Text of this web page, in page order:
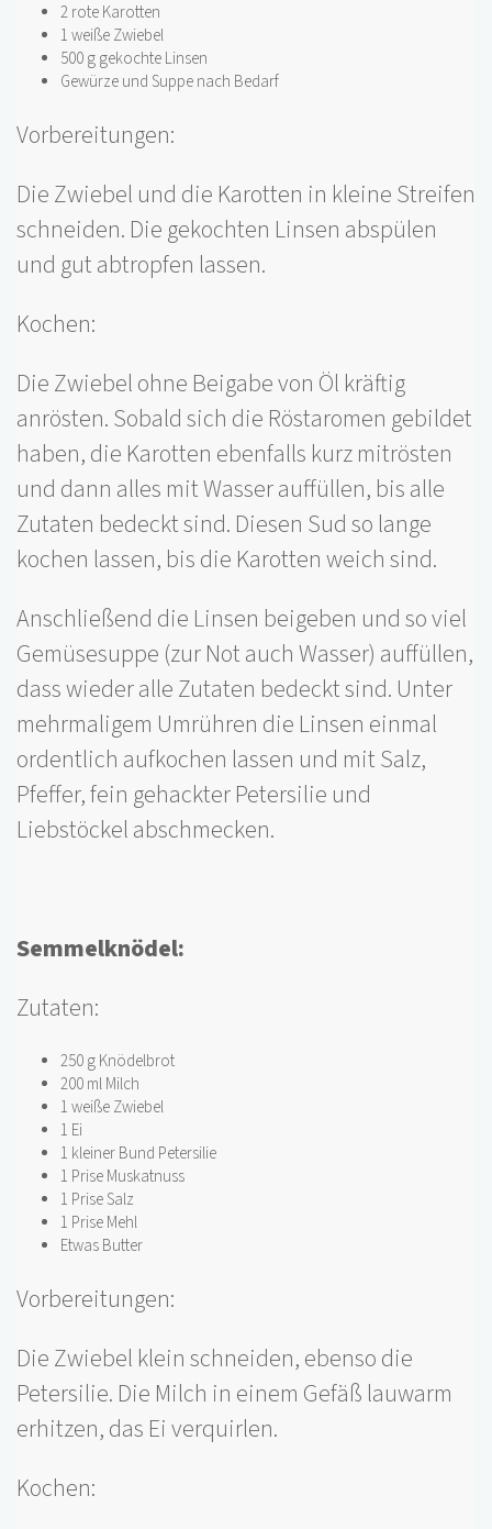
2 rote Karotten
1 weiße Zwiebel
500 g gekochte Linsen
Gewürze und Suppe nach Bedarf
Vorbereitungen:
Die Zwiebel und die Karotten in kleine Streifen
schneiden. Die gekochten Linsen abspülen
und gut abtropfen lassen.
Kochen:
Die Zwiebel ohne Beigabe von Öl kräftig
anrösten. Sobald sich die Röstaromen gebildet
haben, die Karotten ebenfalls kurz mitrösten
und dann alles mit Wasser auffüllen, bis alle
Zutaten bedeckt sind. Diesen Sud so lange
kochen lassen, bis die Karotten weich sind.
Anschließend die Linsen beigeben und so viel
Gemüsesuppe (zur Not auch Wasser) auffüllen,
dass wieder alle Zutaten bedeckt sind. Unter
mehrmaligem Umrühren die Linsen einmal
ordentlich aufkochen lassen und mit Salz,
Pfeffer, fein gehackter Petersilie und
Liebstöckel abschmecken.
Semmelknödel:
Zutaten:
250 g Knödelbrot
200 ml Milch
1 weiße Zwiebel
1 Ei
1 kleiner Bund Petersilie
1 Prise Muskatnuss
1 Prise Salz
1 Prise Mehl
Etwas Butter
Vorbereitungen:
Die Zwiebel klein schneiden, ebenso die
Petersilie. Die Milch in einem Gefäß lauwarm
erhitzen, das Ei verquirlen.
Kochen: